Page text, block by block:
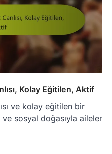
Kolay Eğitilen, Aktif
ve kolay eğitilen bir
ve sosyal doğasıyla aileler